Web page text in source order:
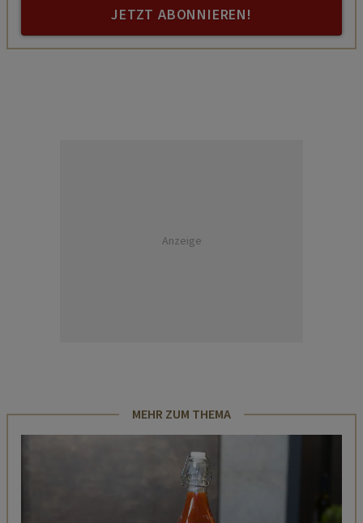
JETZT ABONNIEREN!
Anzeige
MEHR ZUM THEMA